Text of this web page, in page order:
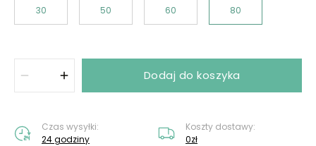
30 50 60 80
Dodaj do koszyka
Czas wysyłki:
24 godziny
Koszty dostawy:
0zł